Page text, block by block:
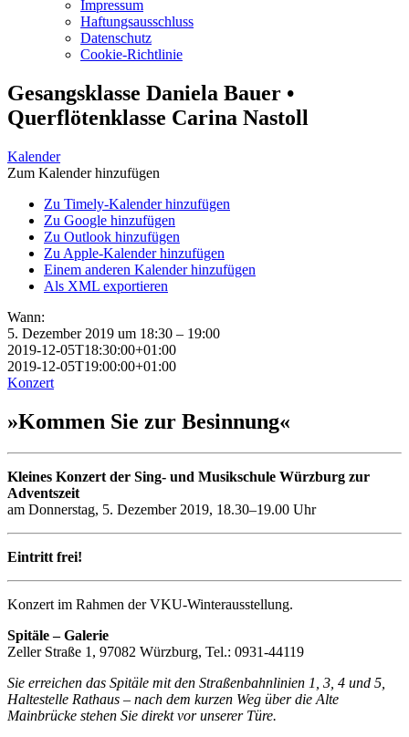
Impressum
Haftungsausschluss
Datenschutz
Cookie-Richtlinie
Gesangsklasse Daniela Bauer •
Querflötenklasse Carina Nastoll
Kalender
Zum Kalender hinzufügen
Zu Timely-Kalender hinzufügen
Zu Google hinzufügen
Zu Outlook hinzufügen
Zu Apple-Kalender hinzufügen
Einem anderen Kalender hinzufügen
Als XML exportieren
Wann:
5. Dezember 2019 um 18:30 – 19:00
2019-12-05T18:30:00+01:00
2019-12-05T19:00:00+01:00
Konzert
»Kommen Sie zur Besinnung«
Kleines Konzert der Sing- und Musikschule Würzburg zur
Adventszeit
am Donnerstag, 5. Dezember 2019, 18.30–19.00 Uhr
Eintritt frei!
Konzert im Rahmen der VKU-Winterausstellung.
Spitäle – Galerie
Zeller Straße 1, 97082 Würzburg, Tel.: 0931-44119
Sie erreichen das Spitäle mit den Straßenbahnlinien 1, 3, 4 und 5,
Haltestelle Rathaus – nach dem kurzen Weg über die Alte
Mainbrücke stehen Sie direkt vor unserer Türe.